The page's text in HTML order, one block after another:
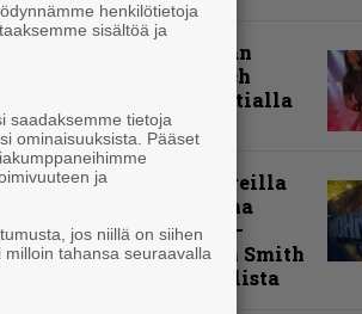
Paluu vanhaan
liittoon – Arch
Enemy Tavastialla
”Näillä festareilla
kaikki on aina
kohdallaan” –
raportti John Smith
Rock Festivalista
henkilötietoja
sisältöä ja
saadaksemme tietoja
ominaisuuksista. Pääset
ja
jos niillä on siihen
tahansa seuraavalla